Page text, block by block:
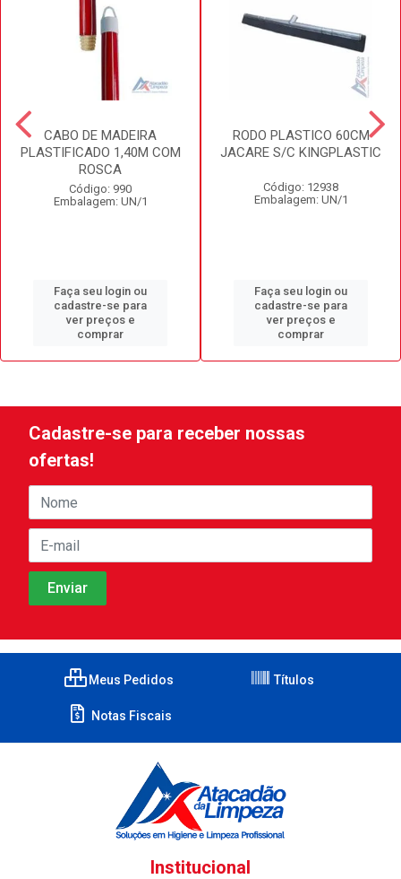
CABO DE MADEIRA
PLASTIFICADO 1,40M COM
ROSCA
Código: 990
Embalagem: UN/1
Faça seu login ou
cadastre-se para
ver preços e
comprar
RODO PLASTICO 60CM
JACARE S/C KINGPLASTIC
Código: 12938
Embalagem: UN/1
Faça seu login ou
cadastre-se para
ver preços e
comprar
Cadastre-se para receber nossas
ofertas!
Meus Pedidos Títulos
Notas Fiscais
Institucional